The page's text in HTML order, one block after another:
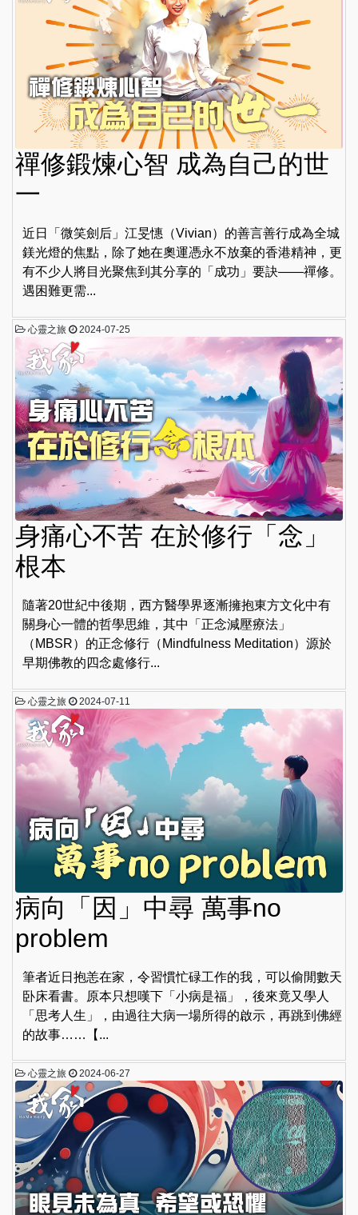
禪修鍛煉心智 成為自己的世
一
近日「微笑劍后」江旻憓（Vivian）的善言善行成為全城
鎂光燈的焦點，除了她在奧運憑永不放棄的香港精神，更
有不少人將目光聚焦到其分享的「成功」要訣——禪修。
遇困難更需...
心靈之旅 2024-07-25
身痛心不苦 在於修行「念」
根本
隨著20世紀中後期，西方醫學界逐漸擁抱東方文化中有
關身心一體的哲學思維，其中「正念減壓療法」
（MBSR）的正念修行（Mindfulness Meditation）源於
早期佛教的四念處修行...
心靈之旅 2024-07-11
病向「因」中尋 萬事no
problem
筆者近日抱恙在家，令習慣忙碌工作的我，可以偷閒數天
卧床看書。原本只想嘆下「小病是福」，後來竟又學人
「思考人生」，由過往大病一場所得的啟示，再跳到佛經
的故事……【...
心靈之旅 2024-06-27